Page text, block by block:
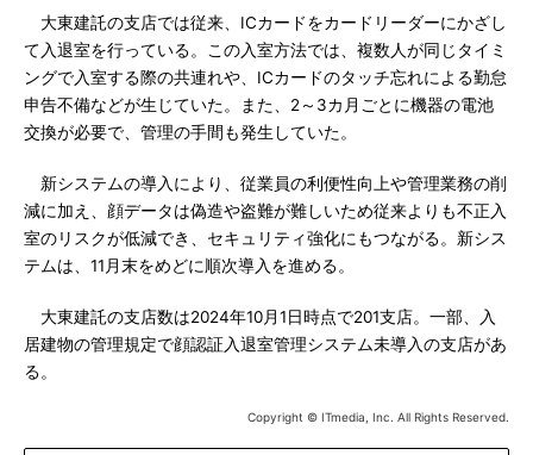
大東建託の支店では従来、ICカードをカードリーダーにかざし
て入退室を行っている。この入室方法では、複数人が同じタイミ
ングで入室する際の共連れや、ICカードのタッチ忘れによる勤怠
申告不備などが生じていた。また、2～3カ月ごとに機器の電池
交換が必要で、管理の手間も発生していた。
新システムの導入により、従業員の利便性向上や管理業務の削
減に加え、顔データは偽造や盗難が難しいため従来よりも不正入
室のリスクが低減でき、セキュリティ強化にもつながる。新シス
テムは、11月末をめどに順次導入を進める。
大東建託の支店数は2024年10月1日時点で201支店。一部、入
居建物の管理規定で顔認証入退室管理システム未導入の支店があ
る。
Copyright © ITmedia, Inc. All Rights Reserved.